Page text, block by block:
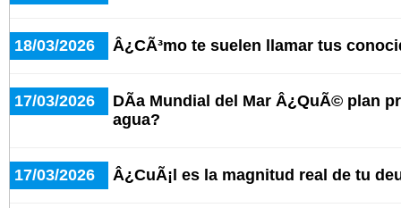
18/03/2026 Â¿CÃ³mo te suelen llamar tus
17/03/2026
DÃ­a Mundial del Mar Â¿QuÃ© plan
agua?
17/03/2026 Â¿CuÃ¡l es la magnitud real de tu